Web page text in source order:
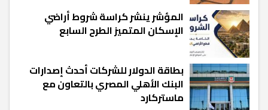
المؤشر ينشر كراسة شروط أراضي
الإسكان المتميز الطرح السابع
بطاقة الدولار للشركات أحدث إصدارات
البنك الأهلي المصري بالتعاون مع
ماستركارد